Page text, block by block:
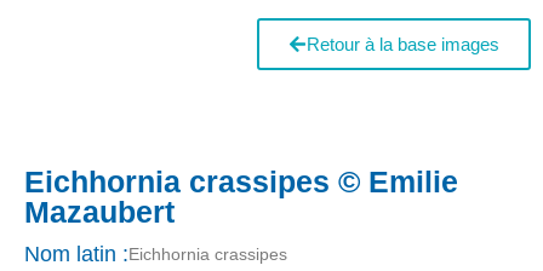
Retour à la base images
Eichhornia crassipes © Emilie
Mazaubert
Nom latin :Eichhornia crassipes